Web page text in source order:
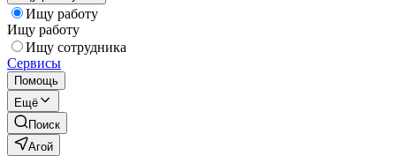
Ищу работу
Ищу работу
Ищу сотрудника
Сервисы
Помощь
Ещё
Поиск
Агой